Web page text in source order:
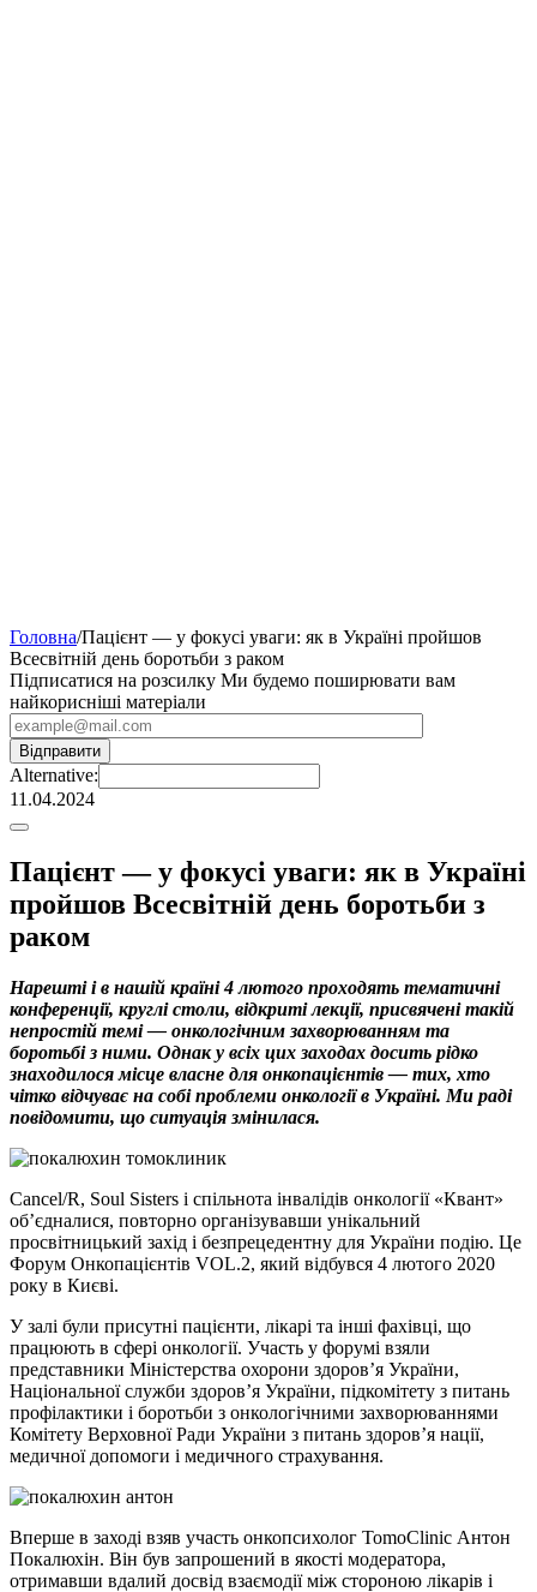
Головна/Пацієнт — у фокусі уваги: як в Україні пройшов
Всесвітній день боротьби з раком
Підписатися на розсилку Ми будемо поширювати вам
найкорисніші матеріали
Alternative:
11.04.2024
Пацієнт — у фокусі уваги: як в Україні
пройшов Всесвітній день боротьби з
раком
Нарешті і в нашій країні 4 лютого проходять тематичні
конференції, круглі столи, відкриті лекції, присвячені такій
непростій темі — онкологічним захворюванням та
боротьбі з ними. Однак у всіх цих заходах досить рідко
знаходилося місце власне для онкопацієнтів — тих, хто
чітко відчуває на собі проблеми онкології в Україні. Ми раді
повідомити, що ситуація змінилася.
Cancel/R, Soul Sisters і спільнота інвалідів онкології «Квант»
об’єдналися, повторно організувавши унікальний
просвітницький захід і безпрецедентну для України подію. Це
Форум Онкопацієнтів VOL.2, який відбувся 4 лютого 2020
року в Києві.
У залі були присутні пацієнти, лікарі та інші фахівці, що
працюють в сфері онкології. Участь у форумі взяли
представники Міністерства охорони здоров’я України,
Національної служби здоров’я України, підкомітету з питань
профілактики і боротьби з онкологічними захворюваннями
Комітету Верховної Ради України з питань здоров’я нації,
медичної допомоги і медичного страхування.
Вперше в заході взяв участь онкопсихолог TomoClinic Антон
Покалюхін. Він був запрошений в якості модератора,
отримавши вдалий досвід взаємодії між стороною лікарів і